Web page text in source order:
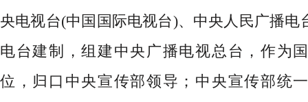
央电视台(中国国际电视台)、中央人民广播电
电台建制，组建中央广播电视总台，作为
位，归口中央宣传部领导；中央宣传部统